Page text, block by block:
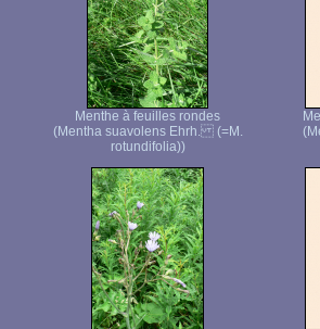
Menthe à feuilles rondes
(Mentha suavolens Ehrh. (=M.
rotundifolia))